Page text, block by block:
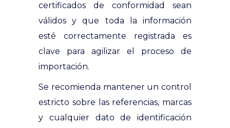
certificados de conformidad sean
válidos y que toda la información
esté correctamente registrada es
clave para agilizar el proceso de
importación.
Se recomienda mantener un control
estricto sobre las referencias, marcas
y cualquier dato de identificación